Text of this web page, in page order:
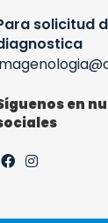
solicitud
en